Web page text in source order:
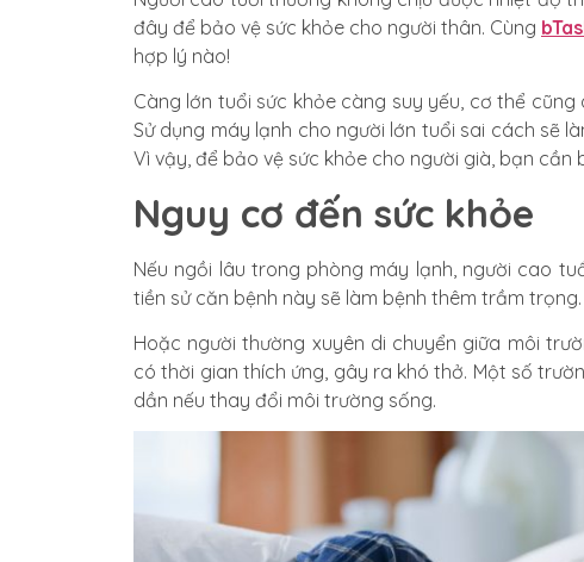
đây để bảo vệ sức khỏe cho người thân. Cùng
hợp lý nào!
Càng lớn tuổi sức khỏe càng suy yếu, cơ thể
Sử dụng máy lạnh cho người lớn tuổi sai cách sẽ
Vì vậy, để bảo vệ sức khỏe cho người già, bạn cần
Nguy cơ đến sức khỏe
Nếu ngồi lâu trong phòng máy lạnh, người cao
tiền sử căn bệnh này sẽ làm bệnh thêm trầm trọng.
Hoặc người thường xuyên di chuyển giữa môi
có thời gian thích ứng, gây ra khó thở. Một số
dần nếu thay đổi môi trường sống.